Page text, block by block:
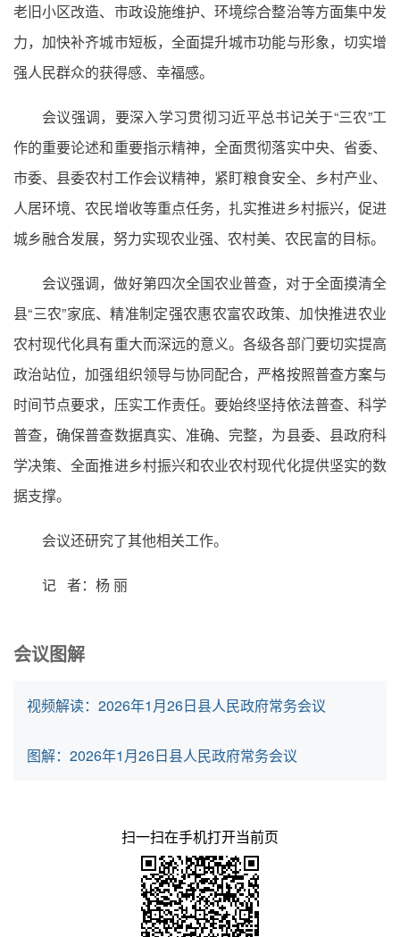
老旧小区改造、市政设施维护、环境综合整治等方面集中发
力，加快补齐城市短板，全面提升城市功能与形象，切实增
强人民群众的获得感、幸福感。
会议强调，要深入学习贯彻习近平总书记关于“三农”工
作的重要论述和重要指示精神，全面贯彻落实中央、省委、
市委、县委农村工作会议精神，紧盯粮食安全、乡村产业、
人居环境、农民增收等重点任务，扎实推进乡村振兴，促进
城乡融合发展，努力实现农业强、农村美、农民富的目标。
会议强调，做好第四次全国农业普查，对于全面摸清全
县“三农”家底、精准制定强农惠农富农政策、加快推进农业
农村现代化具有重大而深远的意义。各级各部门要切实提高
政治站位，加强组织领导与协同配合，严格按照普查方案与
时间节点要求，压实工作责任。要始终坚持依法普查、科学
普查，确保普查数据真实、准确、完整，为县委、县政府科
学决策、全面推进乡村振兴和农业农村现代化提供坚实的数
据支撑。
会议还研究了其他相关工作。
记 者：杨 丽
会议图解
视频解读：2026年1月26日县人民政府常务会议
图解：2026年1月26日县人民政府常务会议
扫一扫在手机打开当前页